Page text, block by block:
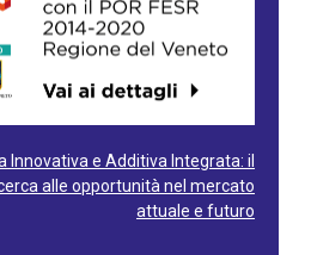
Innovativa e Additiva Integrata: il
alle opportunità nel mercato
attuale e futuro